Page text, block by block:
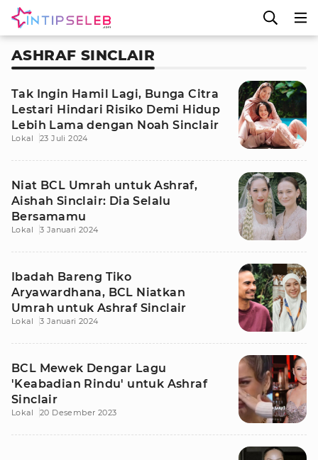
ASHRAF SINCLAIR
Tak Ingin Hamil Lagi, Bunga Citra
Lestari Hindari Risiko Demi Hidup
Lebih Lama dengan Noah Sinclair
Lokal 23 Juli 2024
Niat BCL Umrah untuk Ashraf,
Aishah Sinclair: Dia Selalu
Bersamamu
Lokal 3 Januari 2024
Ibadah Bareng Tiko
Aryawardhana, BCL Niatkan
Umrah untuk Ashraf Sinclair
Lokal 3 Januari 2024
BCL Mewek Dengar Lagu
'Keabadian Rindu' untuk Ashraf
Sinclair
Lokal 20 Desember 2023